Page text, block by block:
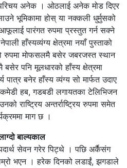
परिचय अनेक । ओठलाई अनेक मोड दिएर
भूमिकामा होस् या नक्कली धुर्मुसको
पारंगत रुपमा प्रस्तुत गर्न सक्ने
हाँस्यव्यंग्य क्षेत्रमा नयाँ पुस्ताको
रुपमा मोफसलमै बसेर जबरजस्त स्थान
पनि मूलधारको हाँस्य क्षेत्रमा
पात्र बनेर हाँस्य व्यंग्य सो मार्फत उदाए
हब, गडबडी लगायतका टेलिभिजन
राष्ट्रिय अन्तर्राष्ट्रिय रुपमा समेत
माग छ ।
बाल्यकाल
सेवन गरेर पिट्थे । पछि अर्कैसंग
भएन । हरेक दिनको लडाईं, झगडाले